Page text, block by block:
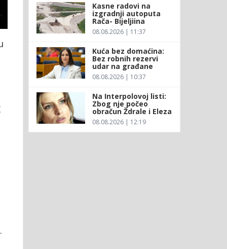
Kasne radovi na
izgradnji autoputa
Rača- Bijeljiina
08.08.2026 | 11:37
Kuća bez domaćina:
Bez robnih rezervi
udar na građane
08.08.2026 | 10:37
Na Interpolovoj listi:
Zbog nje počeo
obračun Ždrale i Eleza
08.08.2026 | 12:19